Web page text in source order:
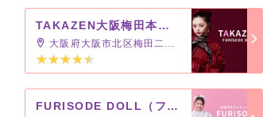
TAKAZEN大阪梅田本店（SHOP＆STUDIO）MEGA店舗
大阪府大阪市北区梅田二丁目４番９号
FURISODE DOLL（フリソデドール）by TAKAZEN [通販可]